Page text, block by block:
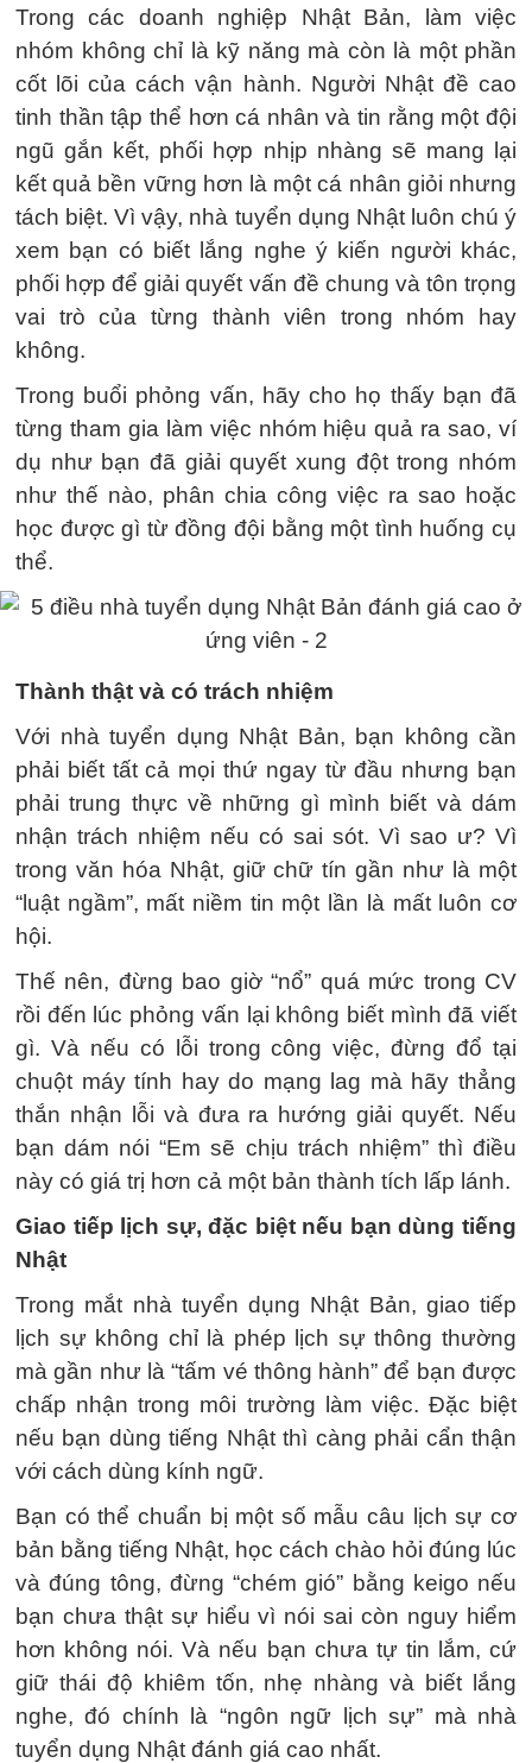
Trong các doanh nghiệp Nhật Bản, làm việc
nhóm không chỉ là kỹ năng mà còn là một phần
cốt lõi của cách vận hành. Người Nhật đề cao
tinh thần tập thể hơn cá nhân và tin rằng một đội
ngũ gắn kết, phối hợp nhịp nhàng sẽ mang lại
kết quả bền vững hơn là một cá nhân giỏi nhưng
tách biệt. Vì vậy, nhà tuyển dụng Nhật luôn chú ý
xem bạn có biết lắng nghe ý kiến người khác,
phối hợp để giải quyết vấn đề chung và tôn trọng
vai trò của từng thành viên trong nhóm hay
không.
Trong buổi phỏng vấn, hãy cho họ thấy bạn đã
từng tham gia làm việc nhóm hiệu quả ra sao, ví
dụ như bạn đã giải quyết xung đột trong nhóm
như thế nào, phân chia công việc ra sao hoặc
học được gì từ đồng đội bằng một tình huống cụ
thể.
Thành thật và có trách nhiệm
Với nhà tuyển dụng Nhật Bản, bạn không cần
phải biết tất cả mọi thứ ngay từ đầu nhưng bạn
phải trung thực về những gì mình biết và dám
nhận trách nhiệm nếu có sai sót. Vì sao ư? Vì
trong văn hóa Nhật, giữ chữ tín gần như là một
“luật ngầm”, mất niềm tin một lần là mất luôn cơ
hội.
Thế nên, đừng bao giờ “nổ” quá mức trong CV
rồi đến lúc phỏng vấn lại không biết mình đã viết
gì. Và nếu có lỗi trong công việc, đừng đổ tại
chuột máy tính hay do mạng lag mà hãy thẳng
thắn nhận lỗi và đưa ra hướng giải quyết. Nếu
bạn dám nói “Em sẽ chịu trách nhiệm” thì điều
này có giá trị hơn cả một bản thành tích lấp lánh.
Giao tiếp lịch sự, đặc biệt nếu bạn dùng tiếng
Nhật
Trong mắt nhà tuyển dụng Nhật Bản, giao tiếp
lịch sự không chỉ là phép lịch sự thông thường
mà gần như là “tấm vé thông hành” để bạn được
chấp nhận trong môi trường làm việc. Đặc biệt
nếu bạn dùng tiếng Nhật thì càng phải cẩn thận
với cách dùng kính ngữ.
Bạn có thể chuẩn bị một số mẫu câu lịch sự cơ
bản bằng tiếng Nhật, học cách chào hỏi đúng lúc
và đúng tông, đừng “chém gió” bằng keigo nếu
bạn chưa thật sự hiểu vì nói sai còn nguy hiểm
hơn không nói. Và nếu bạn chưa tự tin lắm, cứ
giữ thái độ khiêm tốn, nhẹ nhàng và biết lắng
nghe, đó chính là “ngôn ngữ lịch sự” mà nhà
tuyển dụng Nhật đánh giá cao nhất.